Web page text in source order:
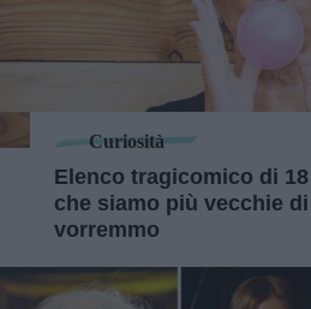
Curiosità
Elenco tragicomico di
che siamo più vecchie
vorremmo